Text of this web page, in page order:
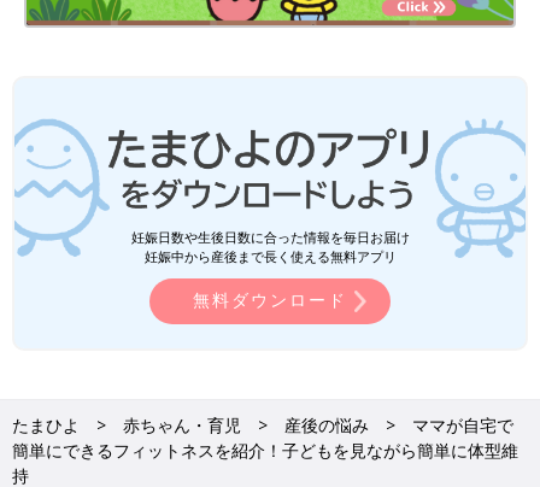
妊娠日数や生後日数に合った情報を毎日お届け
妊娠中から産後まで長く使える無料アプリ
無料ダウンロード
たまひよ 赤ちゃん・育児 産後の悩み
ママが自宅で
簡単にできるフィットネスを紹介！子どもを見ながら簡単に体型維
持